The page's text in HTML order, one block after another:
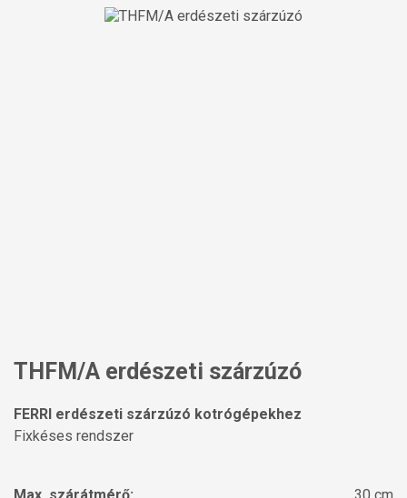
THFM/A erdészeti szárzúzó
FERRI erdészeti szárzúzó kotrógépekhez
Fixkéses rendszer